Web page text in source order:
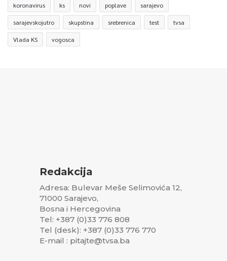
koronavirus ks novi poplave sarajevo
sarajevskojutro skupstina srebrenica test tvsa
Vlada KS vogosca
Redakcija
Adresa: Bulevar Meše Selimovića 12,
71000 Sarajevo,
Bosna i Hercegovina
Tel: +387 (0)33 776 808
Tel (desk): +387 (0)33 776 770
E-mail : pitajte@tvsa.ba